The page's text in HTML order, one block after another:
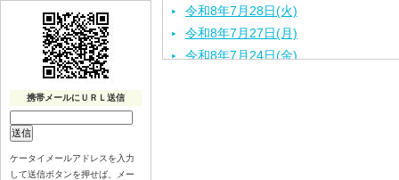
令和8年7月28日(火)
令和8年7月27日(月)
令和8年7月24日(金)
携帯メールにＵＲＬ送信
ケータイメールアドレスを入力
して送信ボタンを押せば、メー